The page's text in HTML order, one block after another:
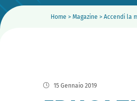
Home > Magazine > Accendi la
15 Gennaio 2019